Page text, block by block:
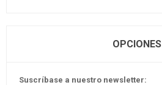
OPCIONES
Suscríbase a nuestro newsletter: